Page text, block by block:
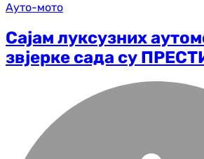
Ауто-мото
Сајам луксузних
звјерке сада су